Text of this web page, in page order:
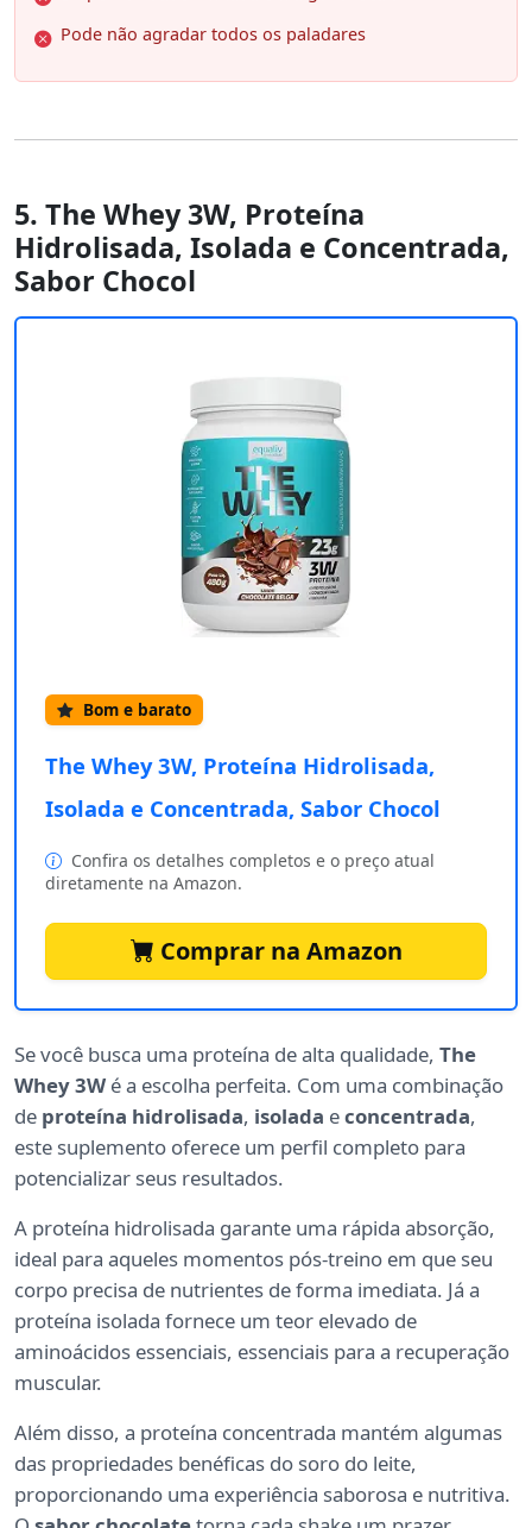
Pode não agradar todos os paladares
5. The Whey 3W, Proteína
Hidrolisada, Isolada e Concentrada,
Sabor Chocol
Bom e barato
The Whey 3W, Proteína Hidrolisada,
Isolada e Concentrada, Sabor Chocol
Confira os detalhes completos e o preço atual
diretamente na Amazon.
Comprar na Amazon
Se você busca uma proteína de alta qualidade, The
Whey 3W é a escolha perfeita. Com uma combinação
de proteína hidrolisada, isolada econcentrada,
este suplemento oferece um perfil completo para
potencializar seus resultados.
A proteína hidrolisada garante uma rápida absorção,
ideal para aqueles momentos pós-treino em que seu
corpo precisa de nutrientes de forma imediata. Já a
proteína isolada fornece um teor elevado de
aminoácidos essenciais, essenciais para a recuperação
muscular.
Além disso, a proteína concentrada mantém algumas
das propriedades benéficas do soro do leite,
proporcionando uma experiência saborosa e nutritiva.